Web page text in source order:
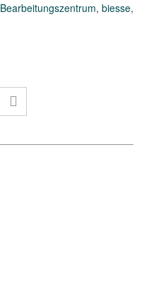
Bearbeitungszentrum, biesse,